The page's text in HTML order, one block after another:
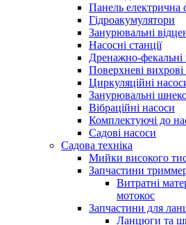
Панель електрична
Гідроакумулятори
Занурювальні
Насосні станції
Дренажно-фекальні
Поверхневі вихрові
Циркуляційні
Занурювальні
Вібраційні насоси
Комплектуючі до
Cадові насоси
Садова техніка
Мийки високого
Запчастини
Витратні
мотокос
Запчастини для
Ланцюги та